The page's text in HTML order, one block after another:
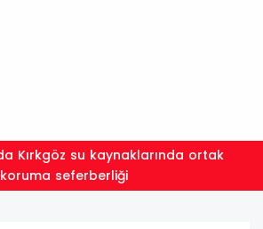
koruma seferberliği